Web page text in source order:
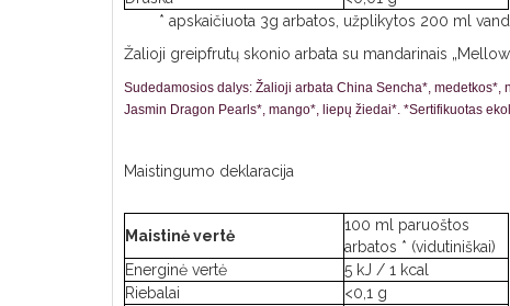
* apskaičiuota 3g arbatos, užplikytos 200 ml
Žalioji greipfrutų skonio arbata su mandarinais
Sudedamosios dalys: Žalioji arbata China Sencha*, medetkos*,
Jasmin Dragon Pearls*, mango*, liepų žiedai*. *Sertifikuotas
Maistingumo deklaracija
Maistinė vertė
100 ml paruoštos
arbatos * (vidutiniškai)
Energinė vertė
5 kJ / 1 kcal
Riebalai
<0,1 g